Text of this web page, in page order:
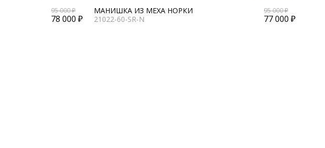
95 000 ₽
78 000 ₽
МАНИШКА ИЗ МЕХА НОРКИ
21022-60-SR-N
95 000 ₽
77 000 ₽